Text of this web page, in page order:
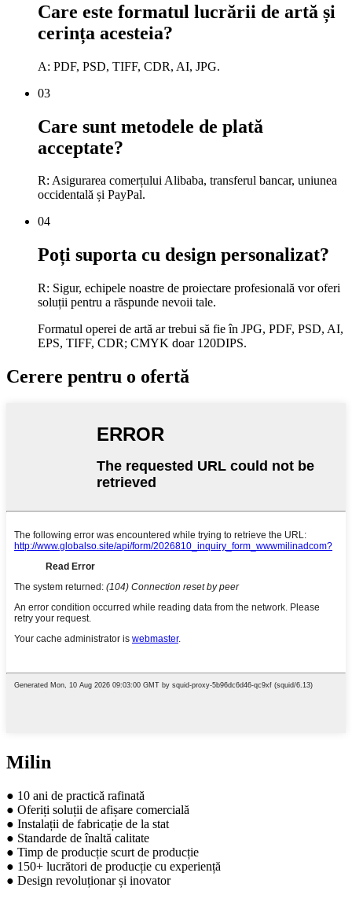
Care este formatul lucrării de artă și
cerința acesteia?
A: PDF, PSD, TIFF, CDR, AI, JPG.
03
Care sunt metodele de plată
acceptate?
R: Asigurarea comerțului Alibaba, transferul bancar, uniunea
occidentală și PayPal.
04
Poți suporta cu design personalizat?
R: Sigur, echipele noastre de proiectare profesională vor oferi
soluții pentru a răspunde nevoii tale.
Formatul operei de artă ar trebui să fie în JPG, PDF, PSD, AI,
EPS, TIFF, CDR; CMYK doar 120DIPS.
Cerere pentru o ofertă
Milin
● 10 ani de practică rafinată
● Oferiți soluții de afișare comercială
● Instalații de fabricație de la stat
● Standarde de înaltă calitate
● Timp de producție scurt de producție
● 150+ lucrători de producție cu experiență
● Design revoluționar și inovator